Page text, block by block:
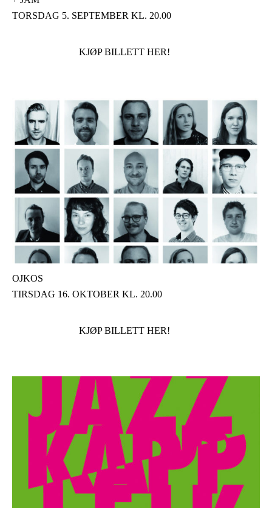
TORSDAG 5. SEPTEMBER KL. 20.00
KJØP BILLETT HER!
OJKOS
TIRSDAG 16. OKTOBER KL. 20.00
KJØP BILLETT HER!